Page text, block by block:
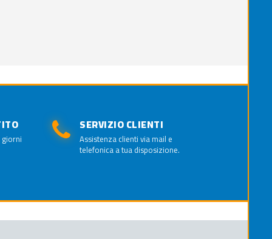
SERVIZIO CLIENTI
Assistenza clienti via mail e
telefonica a tua disposizione.